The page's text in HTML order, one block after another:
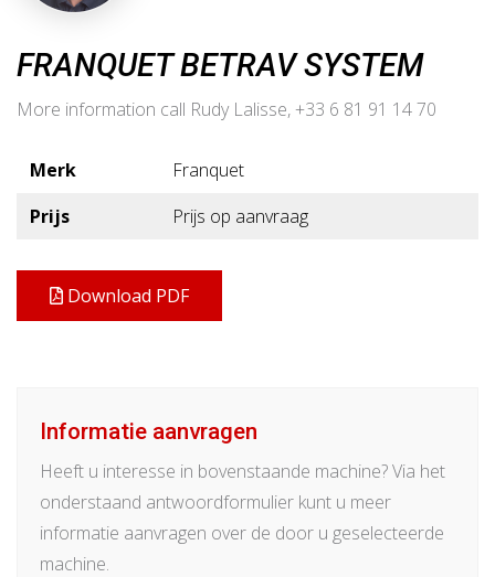
FRANQUET BETRAV SYSTEM
More information call Rudy Lalisse, +33 6 81 91 14 70
Merk
Franquet
Prijs
Prijs op aanvraag
Download PDF
Informatie aanvragen
Heeft u interesse in bovenstaande machine? Via het
onderstaand antwoordformulier kunt u meer
informatie aanvragen over de door u geselecteerde
machine.